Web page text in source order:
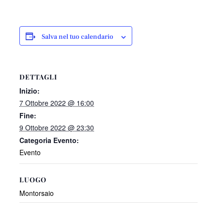
Salva nel tuo calendario
DETTAGLI
Inizio:
7 Ottobre 2022 @ 16:00
Fine:
9 Ottobre 2022 @ 23:30
Categoria Evento:
Evento
LUOGO
Montorsaio